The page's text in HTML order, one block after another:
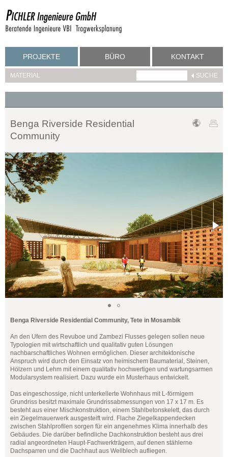
PROJEKTE BÜRO KONTAKT
MATERIAL
Benga Riverside Residential
Community
Benga Riverside Residential Community, Tete in Mosambik
An den Ufern des Revuboe und Zambezi Flusses gelegen sollen neue
Typologien mit wirtschaftlich und qualitativ guten Lösungen
nachbarschaftliches Wohnen ermöglichen. Dieser architektonische
Anspruch wird durch den Einsatz von heimischem Baumaterial, Steinen,
Hölzern und Lehm mit einem qualitativ hochwertigen und wartungsarmen
Modularsystem realisiert. Dazu wurde ein Musterhaus entwickelt.
Das eingeschossige, nicht unterkellerte Wohnhaus mit L-förmigem
Grundriss besitzt maximale Grundrissabmessungen von 17 x 17 m. Es
besteht aus einer Mischkonstruktion, einem Stahlbetonskelett, das durch
ein Ziegelmauerwerk ausgesteift wird. Flache Ziegelkappendecken
zwischen Stahlprofilen sorgen für ein angenehmes Klima innerhalb des
Gebäudes. Die darüber befindliche Dachkonstruktion besteht aus drei
radial angeordneten Haupt-Fachwerkträgern, auf denen stählerne
Dachsparren und die Dachhaut aus Wellblech aufliegen.